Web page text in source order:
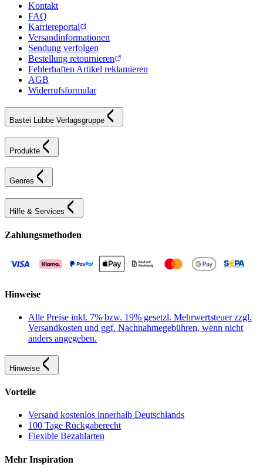
Kontakt
FAQ
Karriereportal
Versandinformationen
Sendung verfolgen
Bestellung retournieren
Fehlerhaften Artikel reklamieren
AGB
Widerrufsformular
Bastei Lübbe Verlagsgruppe
Produkte
Genres
Hilfe & Services
Zahlungsmethoden
Hinweise
Alle Preise inkl. 7% bzw. 19% gesetzl. Mehrwertsteuer zzgl.
Versandkosten und ggf. Nachnahmegebühren, wenn nicht
anders angegeben.
Hinweise
Vorteile
Versand kostenlos innerhalb Deutschlands
100 Tage Rückgaberecht
Flexible Bezahlarten
Mehr Inspiration